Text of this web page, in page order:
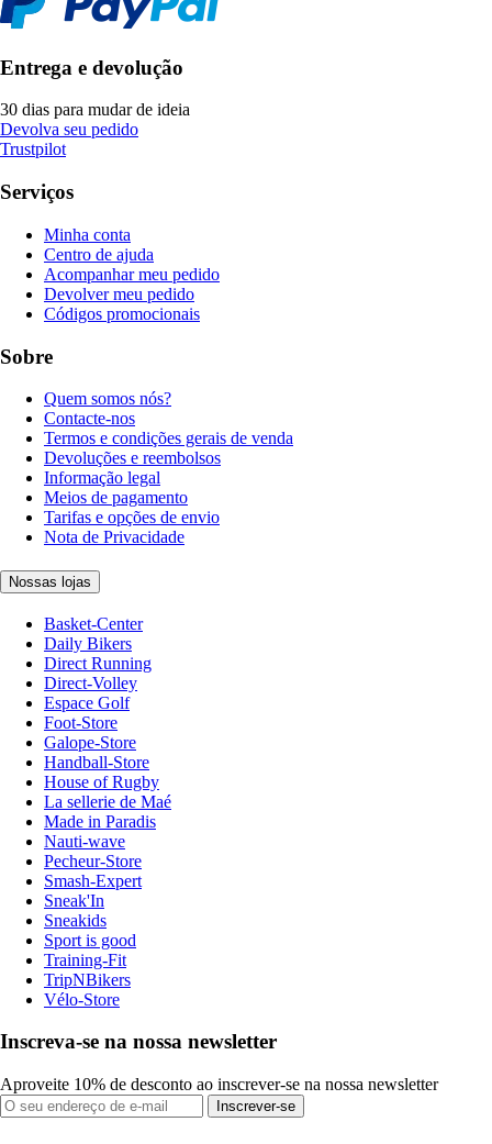
Entrega e devolução
30 dias para mudar de ideia
Devolva seu pedido
Trustpilot
Serviços
Minha conta
Centro de ajuda
Acompanhar meu pedido
Devolver meu pedido
Códigos promocionais
Sobre
Quem somos nós?
Contacte-nos
Termos e condições gerais de venda
Devoluções e reembolsos
Informação legal
Meios de pagamento
Tarifas e opções de envio
Nota de Privacidade
Nossas lojas
Basket-Center
Daily Bikers
Direct Running
Direct-Volley
Espace Golf
Foot-Store
Galope-Store
Handball-Store
House of Rugby
La sellerie de Maé
Made in Paradis
Nauti-wave
Pecheur-Store
Smash-Expert
Sneak'In
Sneakids
Sport is good
Training-Fit
TripNBikers
Vélo-Store
Inscreva-se na nossa newsletter
Aproveite 10% de desconto ao inscrever-se na nossa newsletter
Inscrever-se